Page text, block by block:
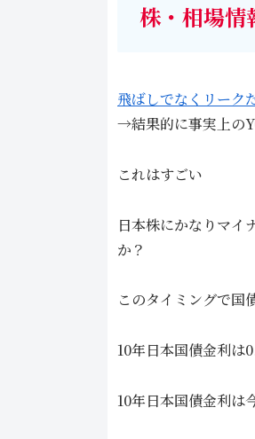
株・相場情
飛ばしでなくリーク
→結果的に事実上の
これはすごい
日本株にかなりマイ
か？
このタイミングで国
10年日本国債金利は
10年日本国債金利は